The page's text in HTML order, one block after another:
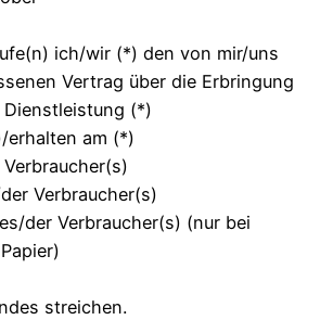
ich/wir (*) den von mir/uns
Vertrag über die Erbringung
(*)
erhalten am (*)
Verbraucher(s)
der Verbraucher(s) (nur bei
streichen.